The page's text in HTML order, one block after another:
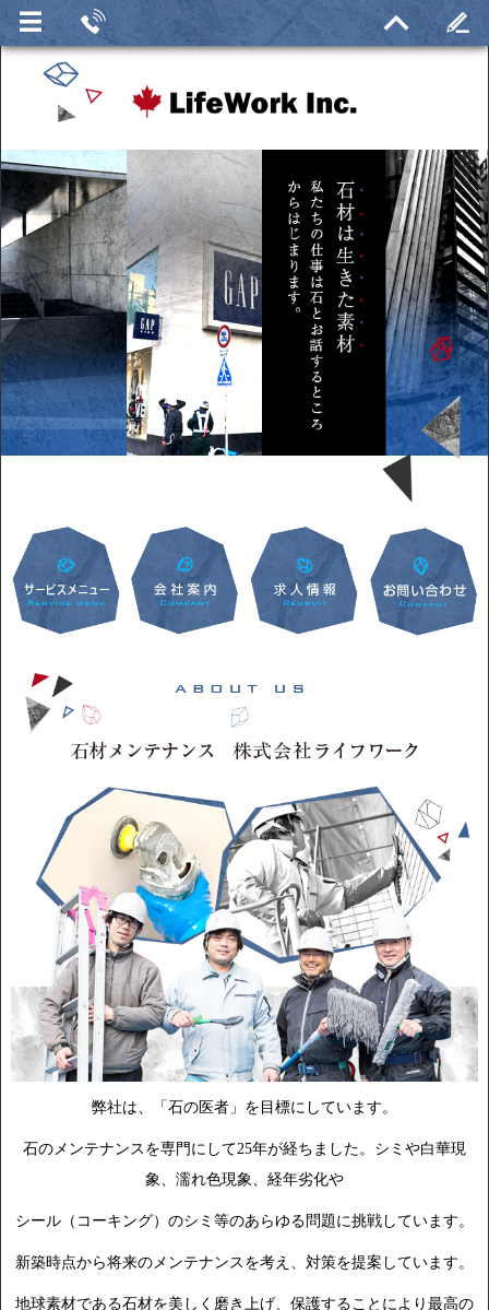
弊社は、「石の医者」を目標にしています。
石のメンテナンスを専門にして25年が経ちました。シミや白華現
象、濡れ色現象、経年劣化や
シール（コーキング）のシミ等のあらゆる問題に挑戦しています。
新築時点から将来のメンテナンスを考え、対策を提案しています。
地球素材である石材を美しく磨き上げ、保護することにより最高の